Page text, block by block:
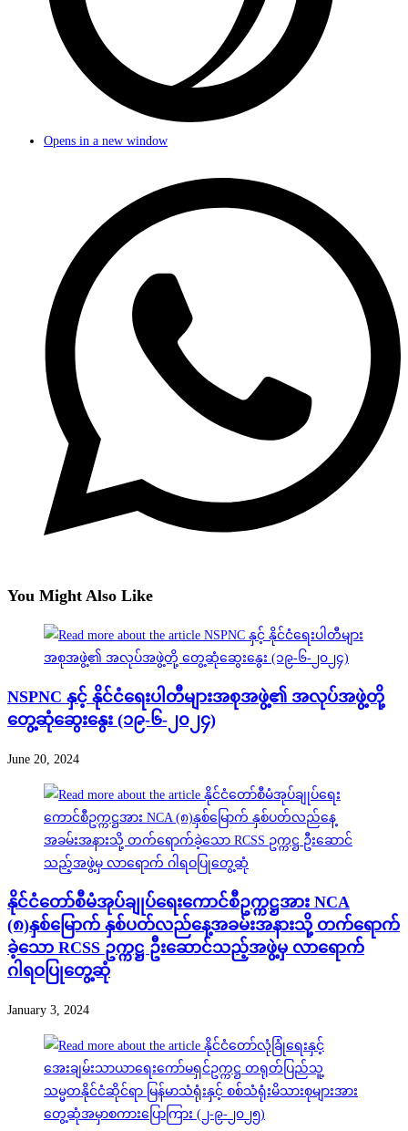
Opens in a new window
You Might Also Like
NSPNC နှင့် နိုင်ငံရေးပါတီများအစုအဖွဲ့၏ အလုပ်အဖွဲ့တို့
တွေ့ဆုံဆွေးနွေး (၁၉-၆-၂၀၂၄)
June 20, 2024
နိုင်ငံတော်စီမံအုပ်ချုပ်ရေးကောင်စီဥက္ကဋ္ဌအား NCA
(၈)နှစ်မြောက် နှစ်ပတ်လည်နေ့အခမ်းအနားသို့ တက်ရောက်
ခဲ့သော RCSS ဥက္ကဋ္ဌ ဦးဆောင်သည့်အဖွဲ့မှ လာရောက်
ဂါရဝပြုတွေ့ဆုံ
January 3, 2024